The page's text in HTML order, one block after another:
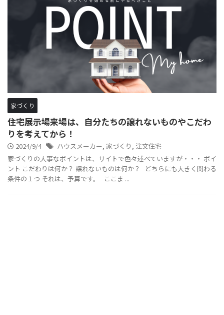
家づくり
住宅展示場来場は、自分たちの譲れないものやこだわ
りを考えてから！
2024/9/4 ハウスメーカー, 家づくり , 注文住宅
家づくりの大事なポイントは、サイトで色々述べていますが・・・ ポイ
ント こだわりは何か？ 譲れないものは何か？ どちらにも大きく関わる
条件の１つ それは、予算です。 ここま ...